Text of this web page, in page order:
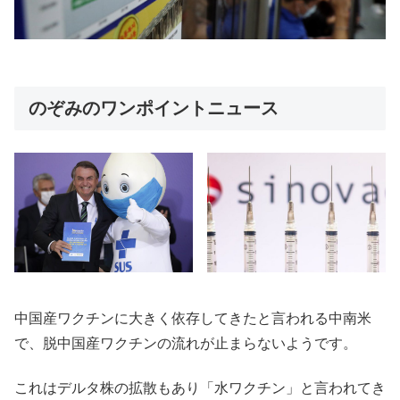
のぞみのワンポイントニュース
中国産ワクチンに大きく依存してきたと言われる中南米
で、脱中国産ワクチンの流れが止まらないようです。
これはデルタ株の拡散もあり「水ワクチン」と言われてき